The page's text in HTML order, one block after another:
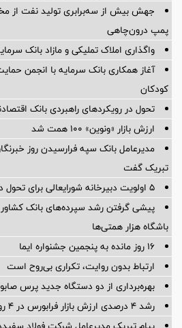
جهش بیش از سه‌برابری تولید نفت از
پمپ درون‌چاهی
واگذاری املاک تملیکی و مازاد بانک
آغاز همکاری بانک سرمایه با انجمن
کودکان
تحول در رویکردهای راهبردی بانک
ارزش بازار «ونوین» 100 همت شد
مدیرعامل بانک سپه فرارسیدن روز
تبریک گفت
5 اولویت دبیرخانه شورایعالی برای تحول در مناطق آزاد
پیشی گرفتن رشد سپرده‌های بانک
باشگاه هزار همتی‌ها
16 روز مانده به پنجمین جشنواره ایما
ارتباط بدون روایت، تکراری بی‌روح است
بهره‌برداری از دو دستگاه جدید پرس
رشد ۴ درصدی ارزش بازار فرابورس در ۴ روز معاملاتی